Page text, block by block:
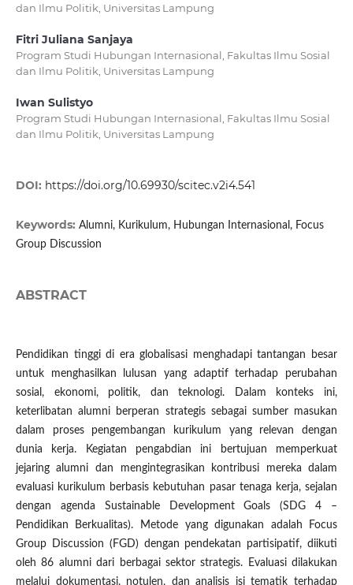
dan Ilmu Politik, Universitas Lampung
Fitri Juliana Sanjaya
Program Studi Hubungan Internasional, Fakultas Ilmu Sosial
dan Ilmu Politik, Universitas Lampung
Iwan Sulistyo
Program Studi Hubungan Internasional, Fakultas Ilmu Sosial
dan Ilmu Politik, Universitas Lampung
DOI: https://doi.org/10.69930/scitec.v2i4.541
Keywords: Alumni, Kurikulum, Hubungan Internasional, Focus
Group Discussion
ABSTRACT
Pendidikan tinggi di era globalisasi menghadapi tantangan besar
untuk menghasilkan lulusan yang adaptif terhadap perubahan
sosial, ekonomi, politik, dan teknologi. Dalam konteks ini,
keterlibatan alumni berperan strategis sebagai sumber masukan
dalam proses pengembangan kurikulum yang relevan dengan
dunia kerja. Kegiatan pengabdian ini bertujuan memperkuat
jejaring alumni dan mengintegrasikan kontribusi mereka dalam
evaluasi kurikulum berbasis kebutuhan pasar tenaga kerja, sejalan
dengan agenda Sustainable Development Goals (SDG 4 –
Pendidikan Berkualitas). Metode yang digunakan adalah Focus
Group Discussion (FGD) dengan pendekatan partisipatif, diikuti
oleh 86 alumni dari berbagai sektor strategis. Evaluasi dilakukan
melalui dokumentasi, notulen, dan analisis isi tematik terhadap